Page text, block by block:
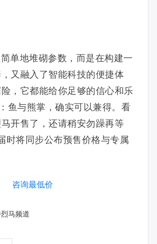
单地堆砌参数，而是在构建一
又融入了智能科技的便捷体
，它都能给你足够的信心和乐
鱼与熊掌，确实可以兼得。看
开售了，还请稍安勿躁再等
时将同步公布预售价格与专属
咨询最低价
马频道